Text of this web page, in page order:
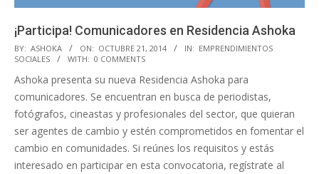
¡Participa! Comunicadores en Residencia Ashoka
2014-
10-
21
BY: ASHOKA ON: OCTUBRE 21, 2014 IN: EMPRENDIMIENTOS
SOCIALES
WITH: 0 COMMENTS
Ashoka presenta su nueva Residencia Ashoka para
comunicadores. Se encuentran en busca de periodistas,
fotógrafos, cineastas y profesionales del sector, que quieran
ser agentes de cambio y estén comprometidos en fomentar el
cambio en comunidades. Si reúnes los requisitos y estás
interesado en participar en esta convocatoria, regístrate al